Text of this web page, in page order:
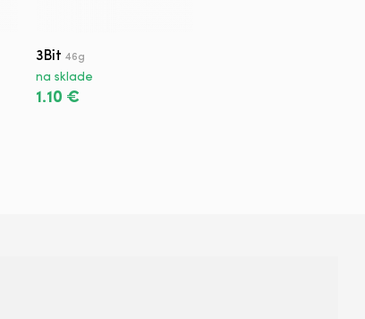
3Bit 46g
na sklade
1.10 €